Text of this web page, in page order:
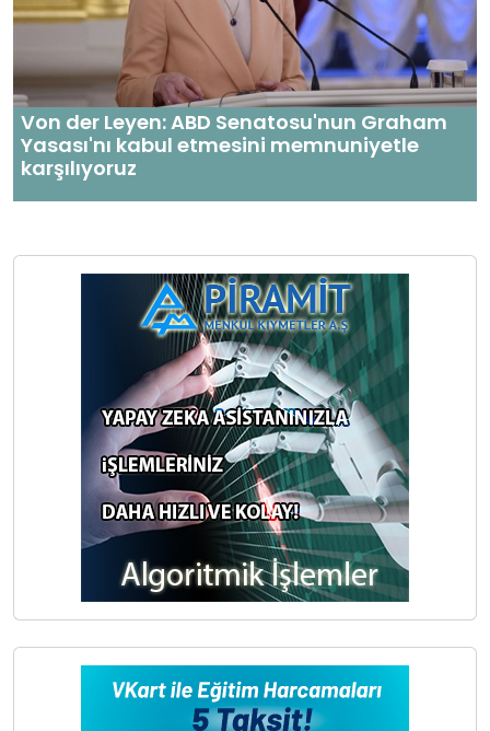
Von der Leyen: ABD Senatosu'nun Graham
Yasası'nı kabul etmesini memnuniyetle
karşılıyoruz